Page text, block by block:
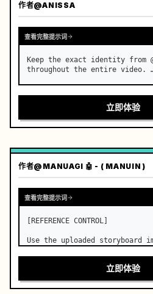
作者@ANISSA
查看完整提示词
Keep the exact identity from
throughout the entire video.
立即体验
作者@MANUAGI 🤖 - ( MANUIN )
查看完整提示词
[REFERENCE CONTROL]
Use the uploaded storyboard
progression, and shot order.
立即体验